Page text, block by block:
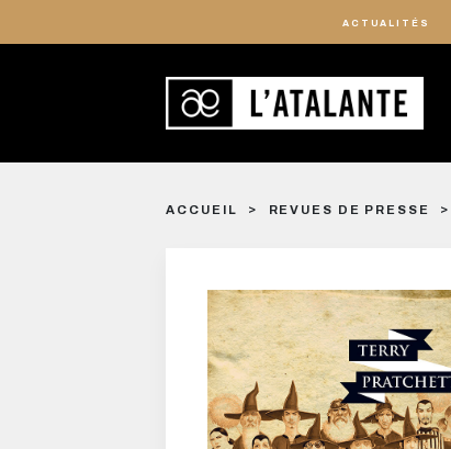
ACTUALITÉS
ACCUEIL REVUES DE PRESSE